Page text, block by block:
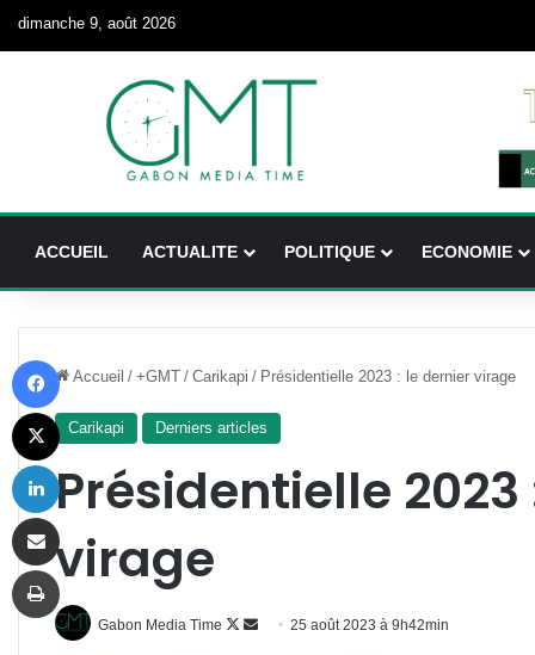
dimanche 9, août 2026
ACCUEIL ACTUALITE POLITIQUE ECONOMIE
Accueil / +GMT / Carikapi / Présidentielle 2023 : le dernier virage
Carikapi Derniers articles
Présidentielle
virage
Gabon Media Time
Follow
Envoyer25 août 2023 à 9h42min
X
Imprimer